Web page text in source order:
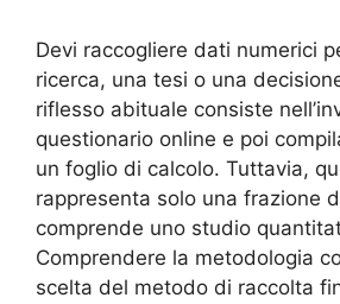
Devi raccogliere dati numerici
ricerca, una tesi o una
riflesso abituale consiste
questionario online e poi
un foglio di calcolo. Tuttavia,
rappresenta solo una frazione
comprende uno studio
Comprendere la metodologia
scelta del metodo di raccolta